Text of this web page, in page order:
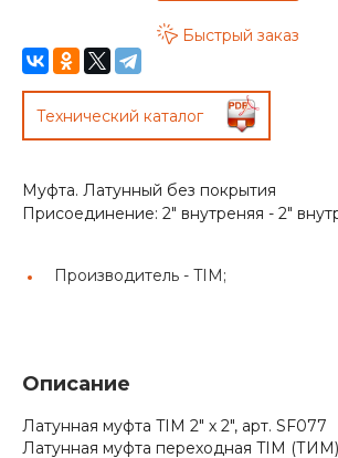
Быстрый заказ
Технический каталог
Муфта. Латунный без покрытия
Присоединение: 2" внутреняя - 2"
Производитель - TIM;
Описание
Латунная муфта TIM 2" х 2", арт. SF077
Латунная муфта переходная TIM (ТИМ)